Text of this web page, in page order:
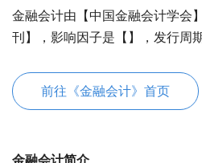
金融会计由【中国金融会计学会
刊】，影响因子是【】，发行周
前往《金融会计》首页
金融会计简介